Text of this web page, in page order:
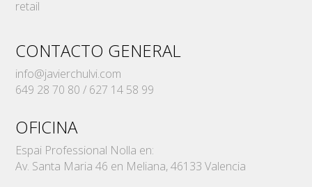
retail
CONTACTO GENERAL
info@javierchulvi.com
649 28 70 80 / 627 14 58 99
OFICINA
Espai Professional Nolla en:
Av. Santa Maria 46 en Meliana, 46133 Valencia